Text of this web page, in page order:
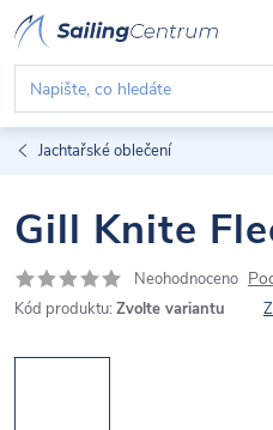
Přejít
na
obsah
Jachtařské oblečení
Gill Knite
Neohodnoceno
Kód produktu: Zvolte variantu